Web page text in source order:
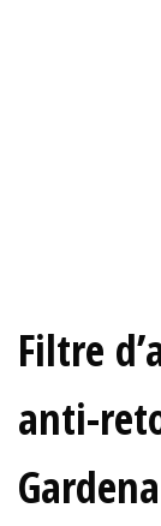
Filtre
anti-
Gardena